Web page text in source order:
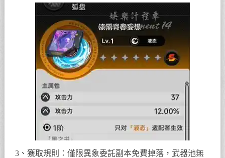
3、獲取規則：僅限異象委託副本免費掉落，武器池無